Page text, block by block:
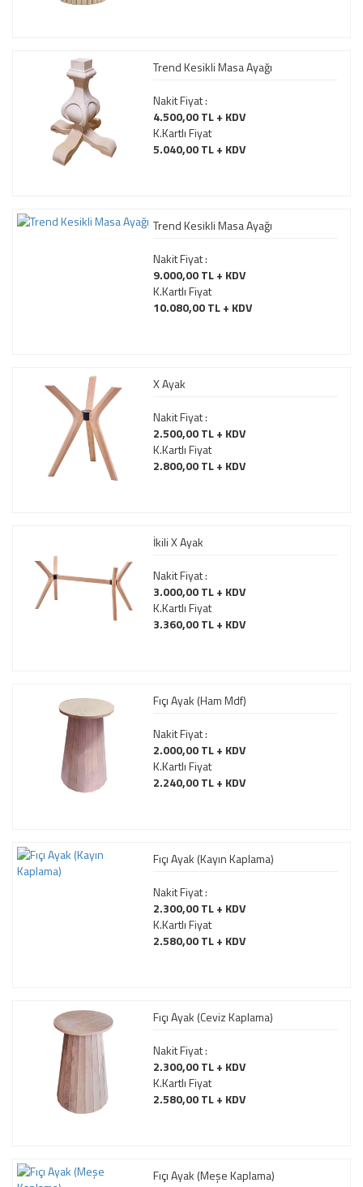
Trend Kesikli Masa Ayağı
Nakit Fiyat :
4.500,00 TL + KDV
K.Kartlı Fiyat
5.040,00 TL + KDV
Trend Kesikli Masa Ayağı
Nakit Fiyat :
9.000,00 TL + KDV
K.Kartlı Fiyat
10.080,00 TL + KDV
X Ayak
Nakit Fiyat :
2.500,00 TL + KDV
K.Kartlı Fiyat
2.800,00 TL + KDV
İkili X Ayak
Nakit Fiyat :
3.000,00 TL + KDV
K.Kartlı Fiyat
3.360,00 TL + KDV
Fıçı Ayak (Ham Mdf)
Nakit Fiyat :
2.000,00 TL + KDV
K.Kartlı Fiyat
2.240,00 TL + KDV
Fıçı Ayak (Kayın Kaplama)
Nakit Fiyat :
2.300,00 TL + KDV
K.Kartlı Fiyat
2.580,00 TL + KDV
Fıçı Ayak (Ceviz Kaplama)
Nakit Fiyat :
2.300,00 TL + KDV
K.Kartlı Fiyat
2.580,00 TL + KDV
Fıçı Ayak (Meşe Kaplama)